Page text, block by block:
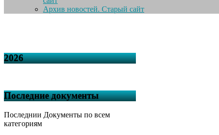
Архив новостей. Старый сайт
2026
Последние документы
Последнии Документы по всем
категориям